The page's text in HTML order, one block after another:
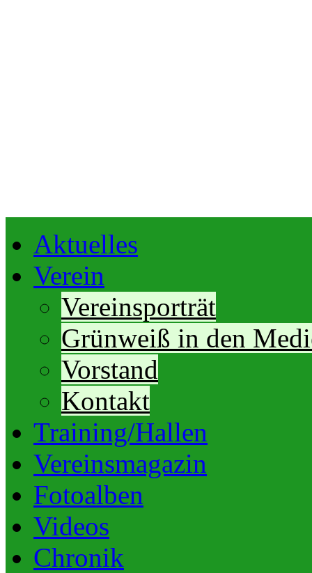
Aktuelles
Verein
Vereinsporträt
Grünweiß in den
Vorstand
Kontakt
Training/Hallen
Vereinsmagazin
Fotoalben
Videos
Chronik